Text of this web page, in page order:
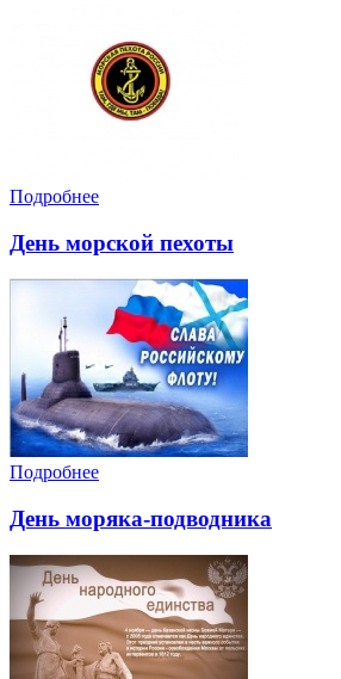
Подробнее
День морской пехоты
Подробнее
День моряка-подводника